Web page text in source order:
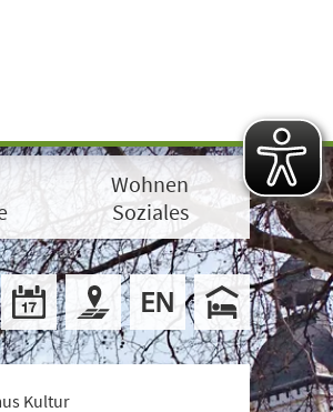
Wohnen
Soziales
Kultur